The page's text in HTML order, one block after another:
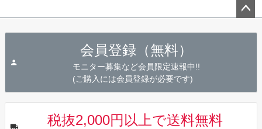
会員登録（無料）
モニター募集など会員限定速報中!!
(ご購入には会員登録が必要です)
税抜2,000円以上で送料無料